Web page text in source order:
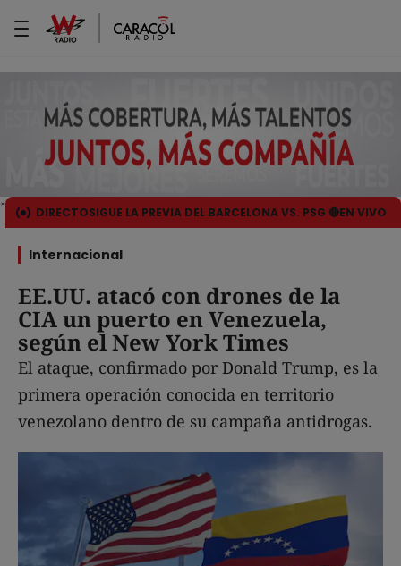
DIRECTOSIGUE LA PREVIA DEL BARCELONA VS. PSG 🔴EN VIVO
Internacional
EE.UU. atacó con drones de la
CIA un puerto en Venezuela,
según el New York Times
El ataque, confirmado por Donald Trump, es la
primera operación conocida en territorio
venezolano dentro de su campaña antidrogas.